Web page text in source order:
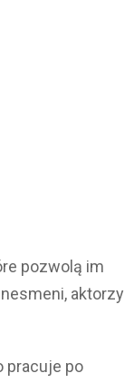
pozwolą im
aktorzy
pracuje po